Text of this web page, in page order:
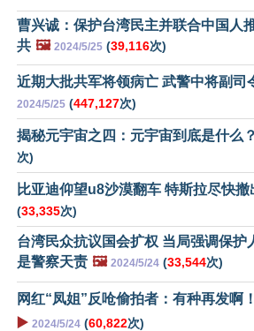
曹兴诚：保护台湾民主并联合中国人
共 🖼️ 2024/5/25 (39,116次)
近期大批共军将领病亡 武警中将副司
2024/5/25 (447,127次)
揭秘元宇宙之四：元宇宙到底是什么？
次)
比亚迪仰望u8沙漠翻车 特斯拉尽快撤
(33,335次)
台湾民众抗议国会扩权 当局强调保护
是警察天责 🖼️ 2024/5/24 (33,544次)
网红“凤姐”反呛偷拍者：有种再发啊！
▶️ 2024/5/24 (60,822次)